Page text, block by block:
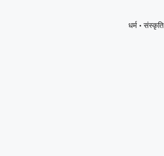
धर्म · संस्कृति